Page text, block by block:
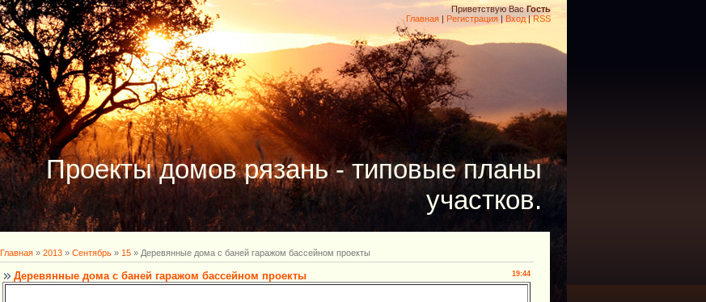
Приветствую Вас Гость
Главная | Регистрация | Вход|RSS
Проекты домов рязань - типовые планы
участков.
Главная » 2013 » Сентябрь » 15 » Деревянные дома с баней гаражом бассейном проекты
19:44
Деревянные дома с баней гаражом бассейном проекты